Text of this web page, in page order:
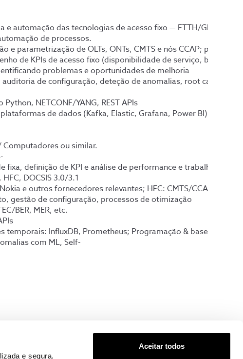
e segura.
Aceitar todos
automação das tecnologias de acesso fixo — FTTH/GPON,
de processos.
e parametrização de OLTs, ONTs, CMTS e nós CCAP;
de KPIs de acesso fixo (disponibilidade de serviço, budget
problemas e oportunidades de melhoria
de configuração, deteção de anomalias, root cause
NETCONF/YANG, REST APIs
de dados (Kafka, Elastic, Grafana, Power BI);
Computadores ou similar.
fixa, definição de KPI e análise de performance e trabalho
DOCSIS 3.0/3.1
e outros fornecedores relevantes; HFC: CMTS/CCAP de
gestão de configuração, processos de otimização
BER, MER, etc.
InfluxDB, Prometheus; Programação & bases de
com ML, Self-